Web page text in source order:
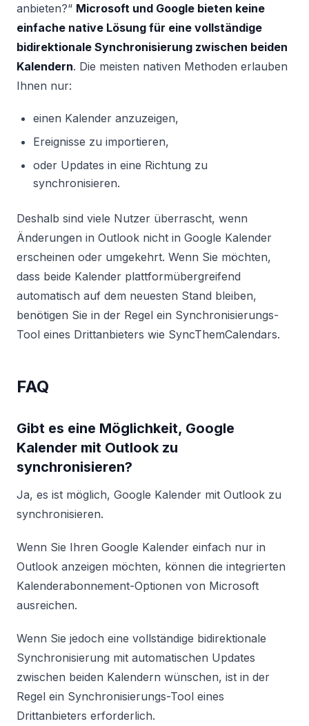
anbieten?“ Microsoft und Google bieten keine
einfache native Lösung für eine vollständige
bidirektionale Synchronisierung zwischen beiden
Kalendern. Die meisten nativen Methoden erlauben
Ihnen nur:
einen Kalender anzuzeigen,
Ereignisse zu importieren,
oder Updates in eine Richtung zu
synchronisieren.
Deshalb sind viele Nutzer überrascht, wenn
Änderungen in Outlook nicht in Google Kalender
erscheinen oder umgekehrt. Wenn Sie möchten,
dass beide Kalender plattformübergreifend
automatisch auf dem neuesten Stand bleiben,
benötigen Sie in der Regel ein Synchronisierungs-
Tool eines Drittanbieters wie SyncThemCalendars.
FAQ
Gibt es eine Möglichkeit, Google
Kalender mit Outlook zu
synchronisieren?
Ja, es ist möglich, Google Kalender mit Outlook zu
synchronisieren.
Wenn Sie Ihren Google Kalender einfach nur in
Outlook anzeigen möchten, können die integrierten
Kalenderabonnement-Optionen von Microsoft
ausreichen.
Wenn Sie jedoch eine vollständige bidirektionale
Synchronisierung mit automatischen Updates
zwischen beiden Kalendern wünschen, ist in der
Regel ein Synchronisierungs-Tool eines
Drittanbieters erforderlich.